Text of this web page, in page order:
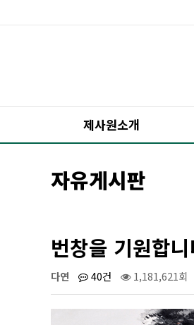
제사원소개
자유게시판
번창을 기원합
다연 40건 1,181,621회